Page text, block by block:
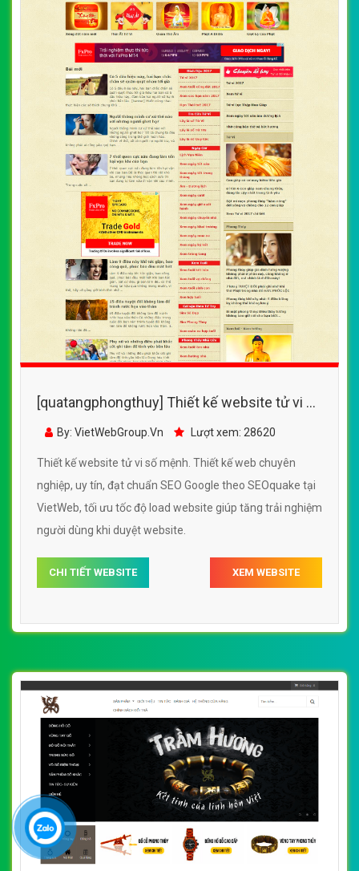
[quatangphongthuy] Thiết kế website tử vi số
mệnh đẹp, chuyên nghiệp chuẩn SEO
By: VietWebGroup.Vn Lượt xem: 28620
Thiết kế website tử vi số mệnh. Thiết kế web chuyên
nghiệp, uy tín, đạt chuẩn SEO Google theo SEOquake tại
VietWeb, tối ưu tốc độ load website giúp tăng trải nghiệm
người dùng khi duyệt website.
CHI TIẾT WEBSITE XEM WEBSITE